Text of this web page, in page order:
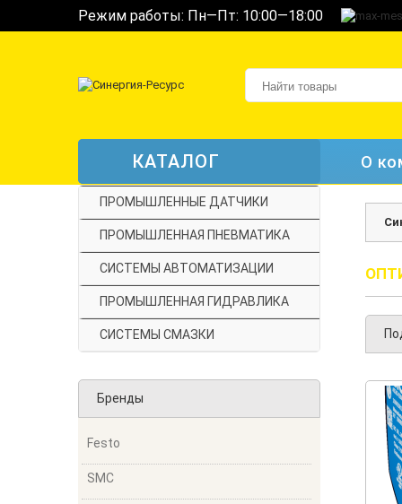
Режим работы: Пн—Пт: 10:00—18:00
КАТАЛОГ О
ПРОМЫШЛЕННЫЕ ДАТЧИКИ
ПРОМЫШЛЕННАЯ ПНЕВМАТИКА
СИСТЕМЫ АВТОМАТИЗАЦИИ
ПРОМЫШЛЕННАЯ ГИДРАВЛИКА
СИСТЕМЫ СМАЗКИ
Бренды
Festo
SMC